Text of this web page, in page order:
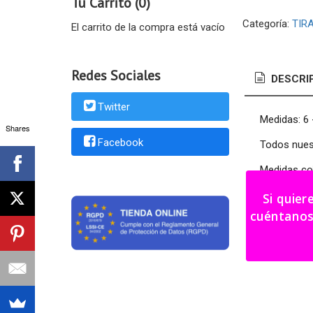
El carrito de la compra está vacío
Redes Sociales
Twitter
Facebook
Categoría:
Medidas: 6
Todos
Medidas
Color a
Los
Plazo
Shares
Si
cuéntanos tu